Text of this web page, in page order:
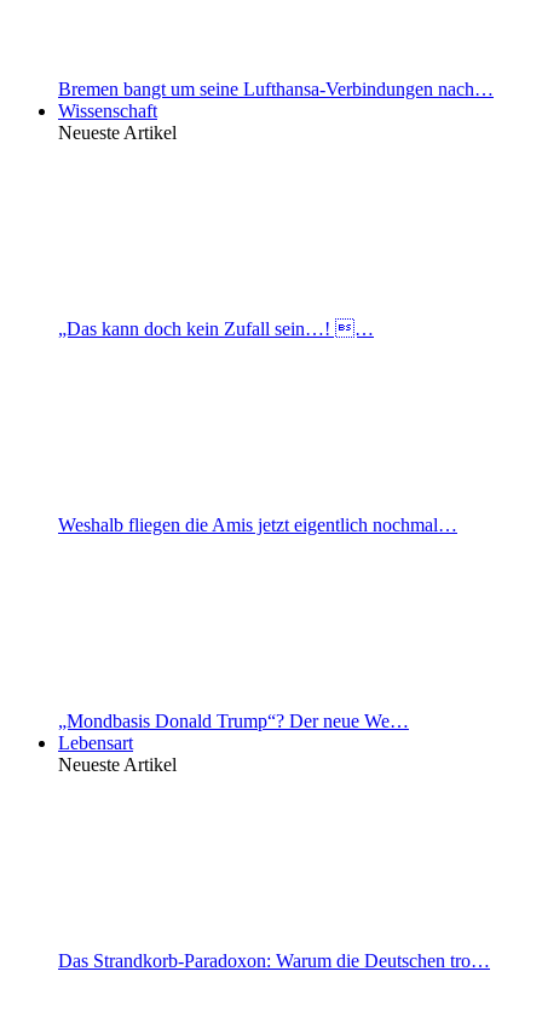
Bremen bangt um seine Lufthansa-Verbindungen nach…
Wissenschaft
Neueste Artikel
„Das kann doch kein Zufall sein…! …
Weshalb fliegen die Amis jetzt eigentlich nochmal…
„Mondbasis Donald Trump“? Der neue We…
Lebensart
Neueste Artikel
Das Strandkorb-Paradoxon: Warum die Deutschen tro…